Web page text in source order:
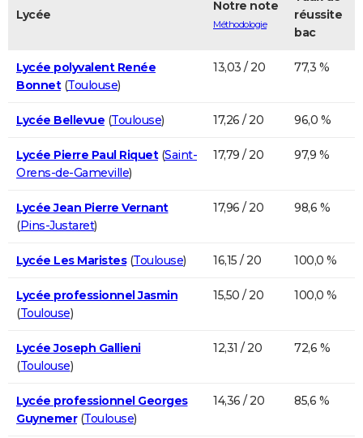
Lycée
Notre note
Méthodologie
réussite
bac
Lycée polyvalent Renée
Bonnet(Toulouse)
13,03 / 20 77,3 %
Lycée Bellevue (Toulouse) 17,26 / 20 96,0 %
Lycée Pierre Paul Riquet(Saint-
Orens-de-Gameville)
17,79 / 20 97,9 %
Lycée Jean Pierre Vernant
(Pins-Justaret)
17,96 / 20 98,6 %
Lycée Les Maristes(Toulouse) 16,15 / 20 100,0 %
Lycée professionnel Jasmin
(Toulouse)
15,50 / 20 100,0 %
Lycée Joseph Gallieni
(Toulouse)
12,31 / 20 72,6 %
Lycée professionnel Georges
Guynemer(Toulouse)
14,36 / 20 85,6 %